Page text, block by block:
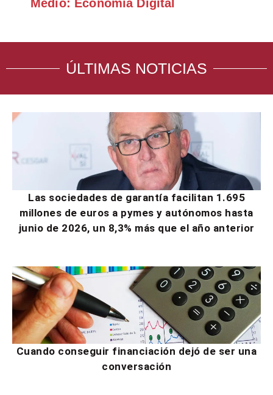
Medio: Economía Digital
ÚLTIMAS NOTICIAS
Las sociedades de garantía facilitan 1.695
millones de euros a pymes y autónomos hasta
junio de 2026, un 8,3% más que el año anterior
Cuando conseguir financiación dejó de ser una
conversación